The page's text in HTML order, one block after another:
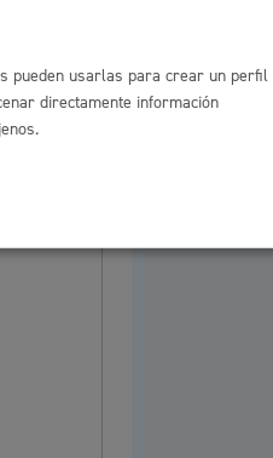
pueden usarlas para crear un perfil
directamente información